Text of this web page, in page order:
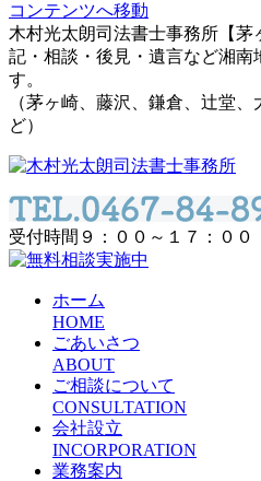
コンテンツへ移動
木村光太朗司法書士事務所【
記・相談・後見・遺言など湘南
す。
（茅ヶ崎、藤沢、鎌倉、辻堂
ど）
受付時間９：００～１７：００
ホーム
HOME
ごあいさつ
ABOUT
ご相談について
CONSULTATION
会社設立
INCORPORATION
業務案内